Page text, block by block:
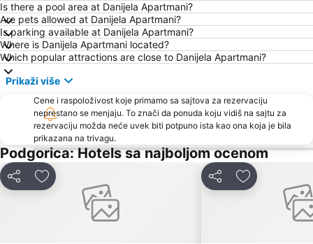
Kraljičina plaža
Stari grad Budva
Pržno
Utjeha
Porto Montenegro
Žanjice
Buljarica
Crvena plaža
Waikiki
Miami Beach
Uvala Valdanos
Kamenovo
Kopakabana
Kraljičina plaža
Izletište Rose
Is there a pool area at Danijela Apartmani?
Are pets allowed at Danijela Apartmani?
Is parking available at Danijela Apartmani?
Where is Danijela Apartmani located?
Which popular attractions are close to Danijela Apartmani?
Prikaži više
Cene i raspoloživost koje primamo sa sajtova za rezervaciju
neprestano se menjaju. To znači da ponuda koju vidiš na sajtu za
rezervaciju možda neće uvek biti potpuno ista kao ona koja je bila
prikazana na trivagu.
Podgorica: Hotels sa najboljom ocenom
Deli Dodati u favorite Deli Dodati u